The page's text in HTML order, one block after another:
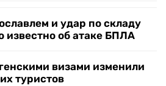
и удар по складу
известно об атаке БПЛА
визами изменили
туристов